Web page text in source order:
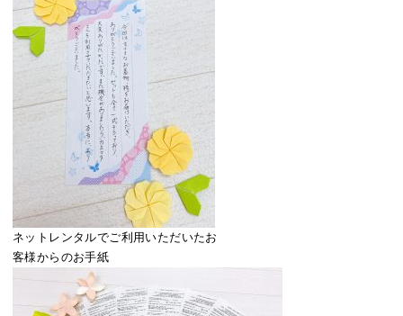
ネットレンタルでご利用いただいたお
客様からのお手紙